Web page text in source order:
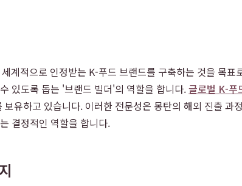
계적으로 인정받는 K-푸드 브랜드를 구축하는 것을 목
있도록 돕는 '브랜드 빌더'의 역할을 합니다.글로벌 K-푸
유하고 있습니다. 이러한 전문성은 몽탄의 해외 진출
결정적인 역할을 합니다.